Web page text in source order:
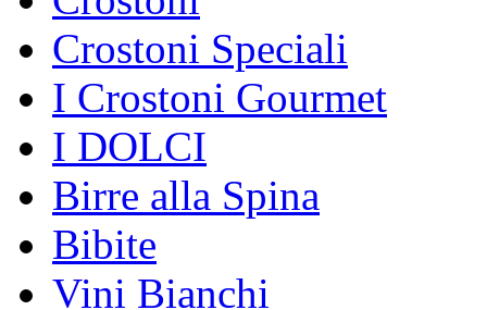
Crostoni Speciali
I Crostoni Gourmet
I DOLCI
Birre alla Spina
Bibite
Vini Bianchi